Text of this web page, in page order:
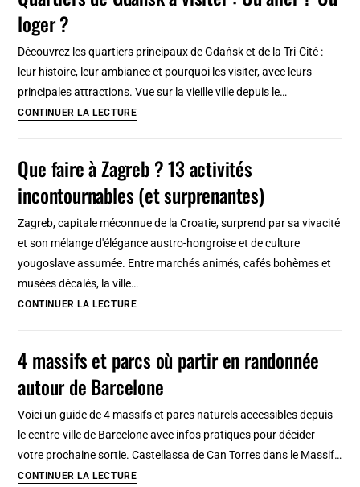
loger ?
Découvrez les quartiers principaux de Gdańsk et de la Tri-Cité :
leur histoire, leur ambiance et pourquoi les visiter, avec leurs
principales attractions. Vue sur la vieille ville depuis le…
CONTINUER LA LECTUREQuartiers
à
visiter
loger
Que faire à Zagreb ? 13 activités
incontournables (et surprenantes)
Zagreb, capitale méconnue de la Croatie, surprend par sa vivacité
et son mélange d'élégance austro-hongroise et de culture
yougoslave assumée. Entre marchés animés, cafés bohèmes et
musées décalés, la ville…
CONTINUER LA LECTUREQue
Zagreb
?
activités
incontournables
surprenantes)
4 massifs et parcs où partir en randonnée
autour de Barcelone
Voici un guide de 4 massifs et parcs naturels accessibles depuis
le centre-ville de Barcelone avec infos pratiques pour décider
votre prochaine sortie. Castellassa de Can Torres dans le Massif…
CONTINUER LA LECTURE4